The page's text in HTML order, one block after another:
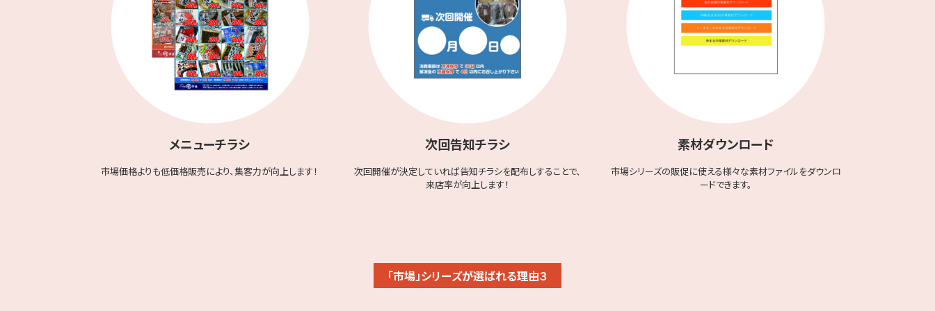
メニューチラシ
市場価格よりも低価格販売により、集客力が向上します！
次回告知チラシ
次回開催が決定していれば告知チラシを配布しすることで、
来店率が向上します！
素材ダウンロード
市場シリーズの販促に使える様々な素材ファイルをダウンロ
ードできます。
「市場」シリーズが選ばれる理由３